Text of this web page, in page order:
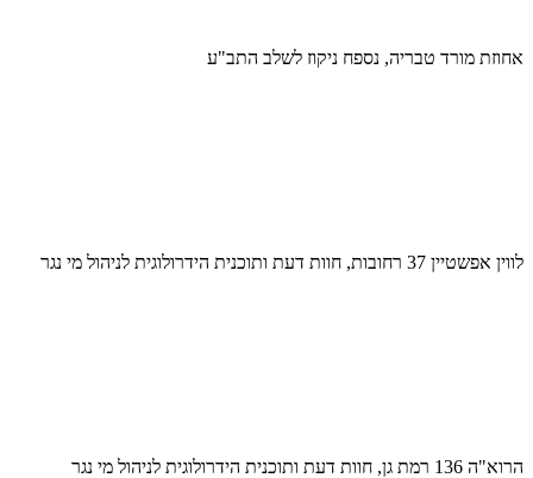
אחוזת מורד טבריה, נספח ניקוז לשלב התב"ע
לווין אפשטיין 37 רחובות, חוות דעת ותוכנית הידרולוגית לניהול מי נגר
הרוא"ה 136 רמת גן, חוות דעת ותוכנית הידרולוגית לניהול מי נגר